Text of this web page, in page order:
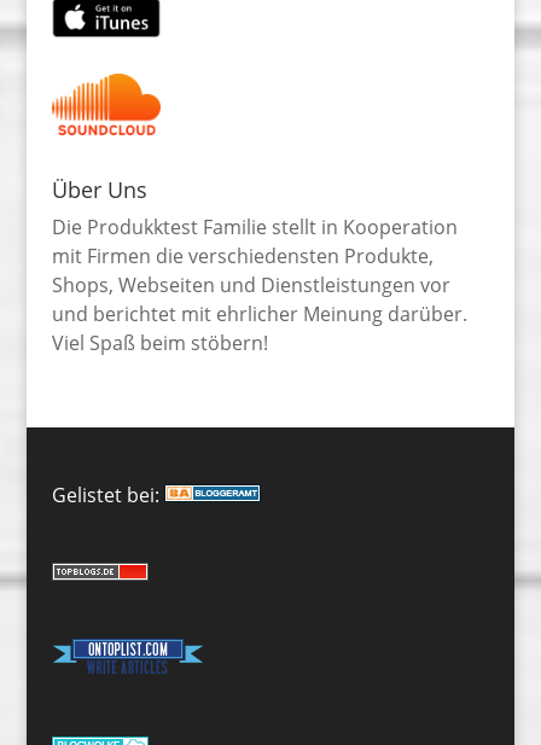
Über Uns
Die Produkktest Familie stellt in Kooperation
mit Firmen die verschiedensten Produkte,
Shops, Webseiten und Dienstleistungen vor
und berichtet mit ehrlicher Meinung darüber.
Viel Spaß beim stöbern!
Gelistet bei: